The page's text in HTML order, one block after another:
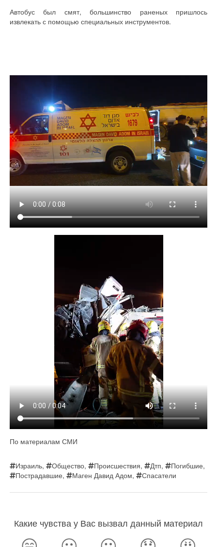
Автобус был смят, большинство раненых пришлось
извлекать с помощью специальных инструментов.
По материалам СМИ
Израиль, Общество, Происшествия, Дтп, Погибшие,
Пострадавшие, Маген Давид Адом, Спасатели
Какие чувства у Вас вызвал данный материал